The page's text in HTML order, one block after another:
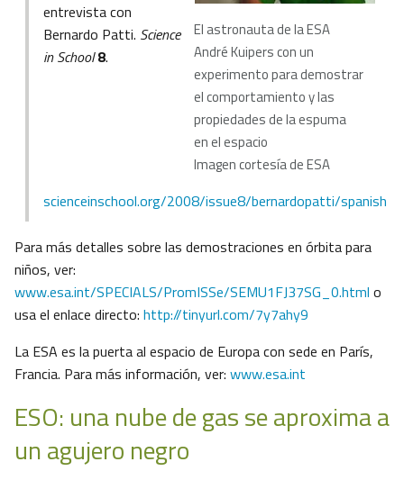
El astronauta de la ESA
André Kuipers con un
experimento para demostrar
el comportamiento y las
propiedades de la espuma
en el espacio
Imagen cortesía de ESA
entrevista con
Bernardo Patti. Science
in School 8.
scienceinschool.org/2008/issue8/bernardopatti/spanish
Para más detalles sobre las demostraciones en órbita para
niños, ver:
www.esa.int/SPECIALS/PromISSe/SEMU1FJ37SG_0.html o
usa el enlace directo: http://tinyurl.com/7y7ahy9
La ESA es la puerta al espacio de Europa con sede en París,
Francia. Para más información, ver: www.esa.int
ESO: una nube de gas se aproxima a
un agujero negro